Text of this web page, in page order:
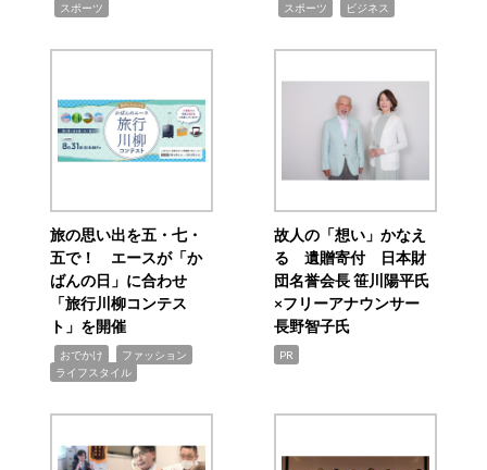
スポーツ スポーツ ビジネス
旅の思い出を五・七・
五で！ エースが「か
ばんの日」に合わせ
「旅行川柳コンテス
ト」を開催
おでかけ ファッション
ライフスタイル
故人の「想い」かなえ
る 遺贈寄付 日本財
団名誉会長 笹川陽平氏
×フリーアナウンサー
長野智子氏
PR